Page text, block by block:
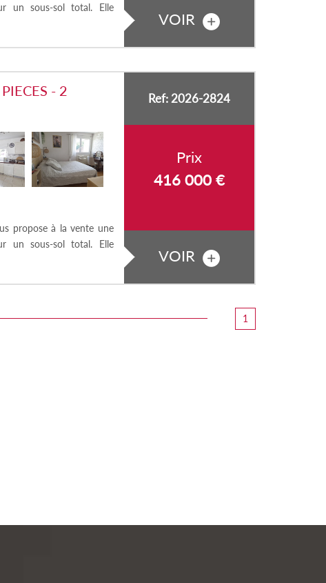
un sous-sol total. Elle
VOIR
- 2
propose à la vente une
un sous-sol total. Elle
Ref: 2026-2824
Prix
416 000 €
VOIR
1